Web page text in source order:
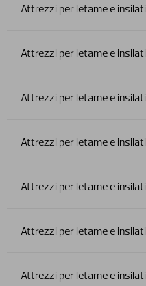
Attrezzi per letame e insilati
Attrezzi per letame e insilati
Attrezzi per letame e insilati
Attrezzi per letame e insilati
Attrezzi per letame e insilati
Attrezzi per letame e insilati
Attrezzi per letame e insilati